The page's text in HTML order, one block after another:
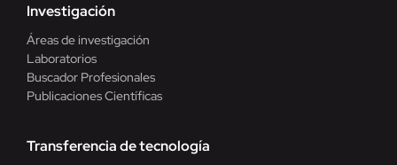
Investigación
Áreas de investigación
Laboratorios
Buscador Profesionales
Publicaciones Científicas
Transferencia de tecnología